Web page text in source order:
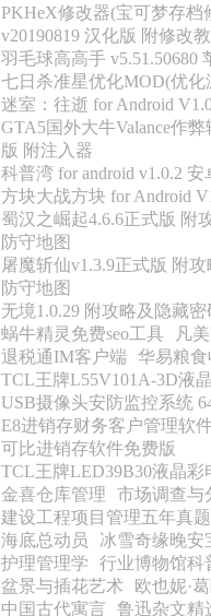
PKHeX修改器(宝可梦存档
v20190819 汉化版 附修改
羽毛球高高手 v5.51.50680
七日杀准星优化MOD(优化
迷室：往逝 for Android
GTA5国外大牛Valance作
版 附注入器
科普湾 for android v1.0.2 安
方块大战方块 for Android
蜀汉之崛起4.6.6正式版 附
防守地图
屠魔斩仙v1.3.9正式版 附
防守地图
无境1.0.29 附攻略及隐藏
蜗牛精灵免费seo工具
凡
退税通IM客户端
华易粮
TCL王牌L55V101A-3D液
USB摄像头安防监控系统
E8进销存财务客户管理软
可比进销存软件免费版
TCL王牌LED39B30液晶彩
金喜仓库管理
市场调查与
建设工程项目管理五年真
海底总动员
冰雪奇缘晚安
护理管理学
行业博物馆科
盆景与插花艺术
欧也妮·
中国古代寓言
鲁迅杂文精